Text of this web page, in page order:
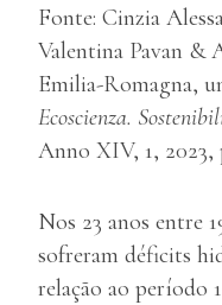
Fonte: Cinzia
Valentina Pavan &
Emilia-Romagna,
Ecoscienza.
Anno XIV, 1, 2023,
Nos 23 anos entre
sofreram déficits
relação ao período